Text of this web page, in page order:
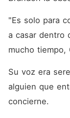
"Es solo para
a casar dentro
mucho tiempo,
Su voz era
alguien que
concierne.